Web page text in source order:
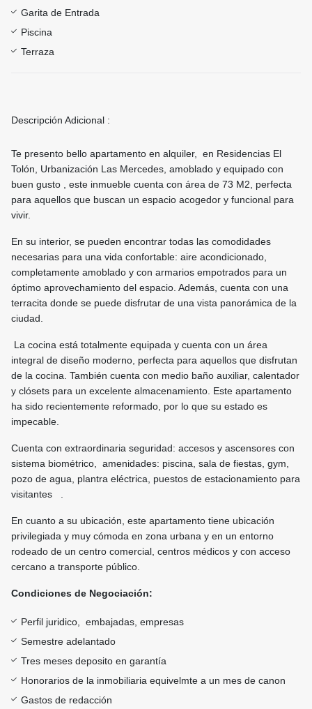
Garita de Entrada
Piscina
Terraza
Descripción Adicional :
Te presento bello apartamento en alquiler, en Residencias El
Tolón, Urbanización Las Mercedes, amoblado y equipado con
buen gusto , este inmueble cuenta con área de 73 M2, perfecta
para aquellos que buscan un espacio acogedor y funcional para
vivir.
En su interior, se pueden encontrar todas las comodidades
necesarias para una vida confortable: aire acondicionado,
completamente amoblado y con armarios empotrados para un
óptimo aprovechamiento del espacio. Además, cuenta con una
terracita donde se puede disfrutar de una vista panorámica de la
ciudad.
La cocina está totalmente equipada y cuenta con un área
integral de diseño moderno, perfecta para aquellos que disfrutan
de la cocina. También cuenta con medio baño auxiliar, calentador
y clósets para un excelente almacenamiento. Este apartamento
ha sido recientemente reformado, por lo que su estado es
impecable.
Cuenta con extraordinaria seguridad: accesos y ascensores con
sistema biométrico, amenidades: piscina, sala de fiestas, gym,
pozo de agua, plantra eléctrica, puestos de estacionamiento para
visitantes .
En cuanto a su ubicación, este apartamento tiene ubicación
privilegiada y muy cómoda en zona urbana y en un entorno
rodeado de un centro comercial, centros médicos y con acceso
cercano a transporte público.
Condiciones de Negociación:
Perfil juridico, embajadas, empresas
Semestre adelantado
Tres meses deposito en garantía
Honorarios de la inmobiliaria equivelmte a un mes de canon
Gastos de redacción